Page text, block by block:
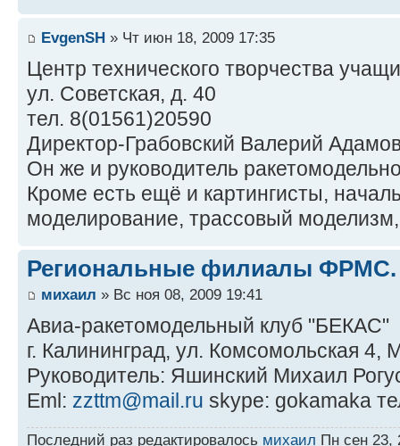
EvgenSH » Чт июн 18, 2009 17:35
Центр технического творчества
ул. Советская, д. 40
тел. 8(01561)20590
Директор-Грабовский Валерий
Он же и руководитель
Кроме есть ещё и картингисты,
моделирование, трассовый
Региональные филиалы ФРМС.
михаил » Вс ноя 08, 2009 19:41
Авиа-ракетомодельный клуб "БЕКАС"
г. Калининград, ул. Комсомольская
Руководитель: Яшинский Михаил
Eml: zzttm@mail.ru skype: gokamaka
Последний раз редактировалось михаил Пн сен 23,